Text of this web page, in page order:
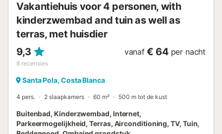
Vakantiehuis voor 4 personen, with
kinderzwembad and tuin as well as
terras, met huisdier
9,3
8 recensies
vanaf € 64 per nacht
Santa Pola, Costa Blanca
4 pers. 2 slaapkamers 60 m² 500 m tot de kust
Buitenbad, Kinderzwembad, Internet,
Parkeermogelijkheid, Terras, Airconditioning, TV, Tuin,